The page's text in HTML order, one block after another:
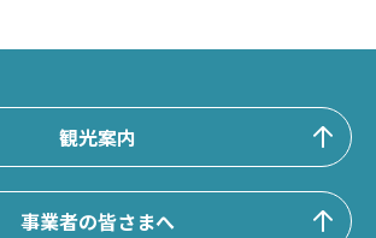
観光案内
事業者の皆さまへ